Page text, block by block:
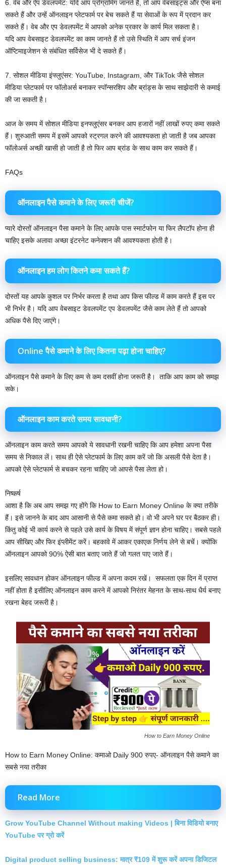
6. वेब और ऐप डेवलपमेंट: यदि आप प्रोग्रामिंग जानते हैं, तो आप वेबसाइट्स और ऐप्स बना
सकते हैं और उन्हें ऑनलाइन प्लेटफार्म पर बेच सकते हैं या सेवाओं के रूप में प्रदान कर
सकते हैं। वेब और एप डेवलपमेंट में आपको अनेक प्रकार के कार्य मिल सकता है।
यदि आप वेबसाइट डेवलपमेंट का काम जानते हैं तो उसे स्थिति में आप सर्च इंजन
ऑप्टिमाइजेशन से संबंधित सर्विसेज भी दे सकते हैं।
7. सोशल मीडिया इंफ्लुएंसर: YouTube, Instagram, और TikTok जैसे सोशल
मीडिया प्लेटफार्म पर फॉलोअर्स बनाकर स्पॉन्सरशिप और ब्रांड्स के साथ साझेदारी से कमाई
की जा सकती है।
आज के समय में सोशल मीडिया इनफ्लुएंसर बनकर आप हजारों नहीं लाखों रुपए कमा सकते
हैं। शुरुआती समय में इसमें आपको स्ट्रगल करने की आवश्यकता हो जाती है जब आपका
फॉलोअर्स अच्छी खासी हो जाती है तो फिर आप ब्रांड के साथ काम कर सकते हैं।
FAQs
ऑनलाइन पैसे कमाने के लिए जरूरी चीजें?
प्यारे दोस्तों ऑनलाइन पैसा कमाने के लिए आपके पास स्मार्टफोन या फिर लैपटॉप होना ही
चाहिए इसके अलावा अच्छा इंटरनेट कनेक्शन की आवश्यकता होती है।
ऑनलाइन हम लोग कितने कमा सकते हैं?
दोस्तों यह आपके कुशल पर निर्भर करता है तथा आप किस फील्ड में काम करते हैं इस पर
भी निर्भर है। यदि आप वेबसाइट डेवलपमेंट एप डेवलपमेंट जैसे काम लेते हैं तो आपको
अधिक पैसे दिए जाएंगे।
Online पैसे कमाने के लिए कितना पढ़ा होना चाहिए?
ऑनलाइन पैसे कमाने के लिए कम से कम दसवीं होना जरूरी है। ‌ ताकि आप काम को समझ
सके।
ऑनलाइन काम करते समय सावधानी?
ऑनलाइन काम करते समय आपको ये सावधानी रखनी चाहिए कि आप हमेशा अपना पैसा
समय से निकाल लें। साथ ही ऐसे प्लेटफार्म के लिए काम करें जो कि असली पैसे देता है।
आपको ऐसे प्लेटफार्म से बचकर रहना चाहिए जो आपसे पैसा लेता हो।
निष्कर्ष
आशा है कि अब आप समझ गए होंगे कि How to Earn Money Online के क्या तरीके
हैं। इसे जानने के बाद आप आसानी से पैसे कमा सकते हो। वो भी अपने घर पर बैठकर ही।
किंतु कोई भी कार्य करने से पहले उसे कार्य के विषय में संपूर्ण ज्ञान होना चाहिए। सबसे पहले
आप सीखिए और फिर इंप्लीमेंट करें। बहकावे में आकर एकाएक निर्णय लेने से बचें।‌ क्योंकि
ऑनलाइन आपको 90% ऐसी बात बताए जाते हैं जो गलत पाए जाते हैं।
इसलिए सावधान होकर ऑनलाइन फील्ड में अपना कदम रखें। ‌ सफलता एक दिन में प्राप्त
नहीं होता है इसीलिए ऑनलाइन काम करने में आपको निरंतर मेहनत के साथ-साथ धैर्य बनाए
रखना बेहद जरूरी है।
How to Earn Money Online
How to Earn Money Online: कमाओ Daily 900 रुपए- ऑनलाइन पैसे कमाने का
सबसे नया तरीका
Read More
Grow YouTube Channel Without making Videos | बिना विडियो बनाए
YouTube पर ग्रो करें
Digital product selling business: मात्र ₹109 में शुरू करें अपना डिजिटल